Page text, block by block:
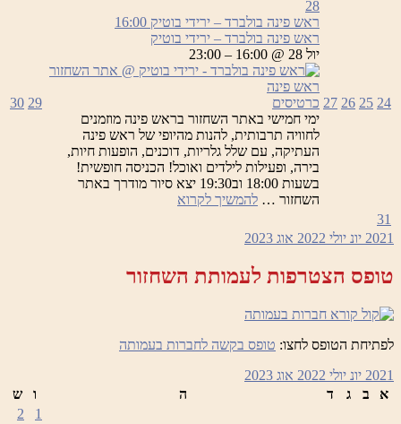
בולברד
–
ירידי
בוטיק
24
25
26
27
28
ראש פינה בולברד – ירידי בוטיק 16:00
ראש פינה בולברד – ירידי בוטיק
יול 28 @ 16:00 – 23:00
כרטיסים
ימי חמישי באתר השחזור בראש פינה מוזמנים
לחוויה תרבותית, להנות מהיופי של ראש פינה
העתיקה, עם שלל גלריות, דוכנים, הופעות חיות,
בירה, ופעילות לילדים ואוכל! הכניסה חופשית!
בשעות 18:00 וב19:30 יצא סיור מודרך באתר
השחזור … להמשיך לקרוא
בוטיק
29
30
31
2021 יונ יולי 2022 אוג 2023
טופס הצטרפות לעמותת השחזור
לפתיחת הטופס לחצו: טופס בקשה לחברות בעמותה
2021 יונ יולי 2022 אוג 2023
א
ב ג ד ה ו
ש
1
2